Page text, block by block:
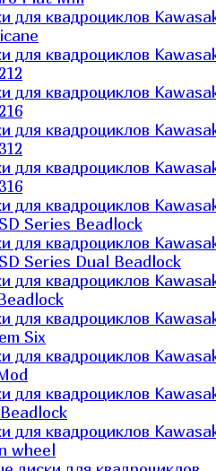
для квадроциклов
для квадроциклов
для квадроциклов
для квадроциклов
для квадроциклов
для квадроциклов
Series Beadlock
для квадроциклов
Series Dual Beadlock
для квадроциклов
для квадроциклов
Six
для квадроциклов
для квадроциклов
для квадроциклов
wheel